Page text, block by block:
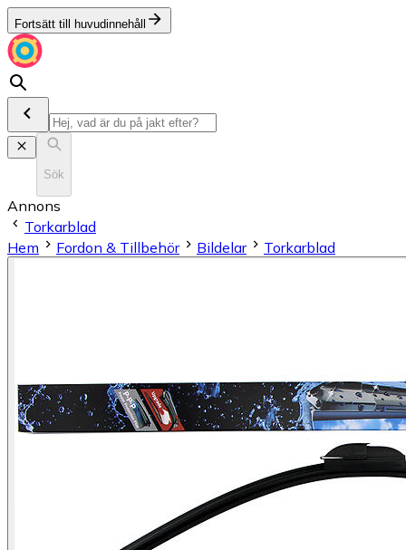
Fortsätt till huvudinnehåll
Sök
Annons
Torkarblad
Hem
Fordon & Tillbehör Bildelar Torkarblad